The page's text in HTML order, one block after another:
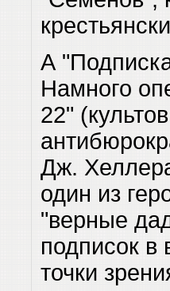
А
Намного
22"
Дж.
один из
"верные
подписок в
точки